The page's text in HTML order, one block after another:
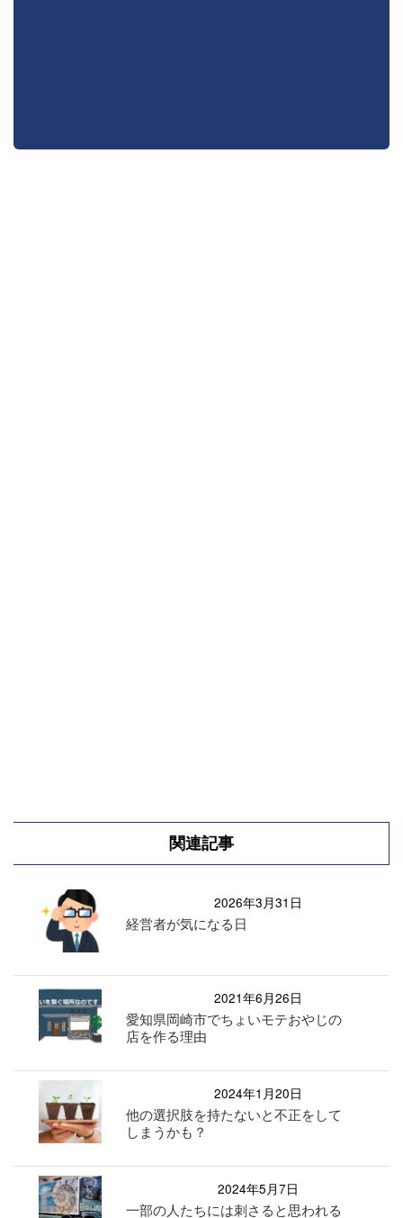
関連記事
2026年3月31日
経営者が気になる日
2021年6月26日
愛知県岡崎市でちょいモテおやじの
店を作る理由
2024年1月20日
他の選択肢を持たないと不正をして
しまうかも？
2024年5月7日
一部の人たちには刺さると思われる